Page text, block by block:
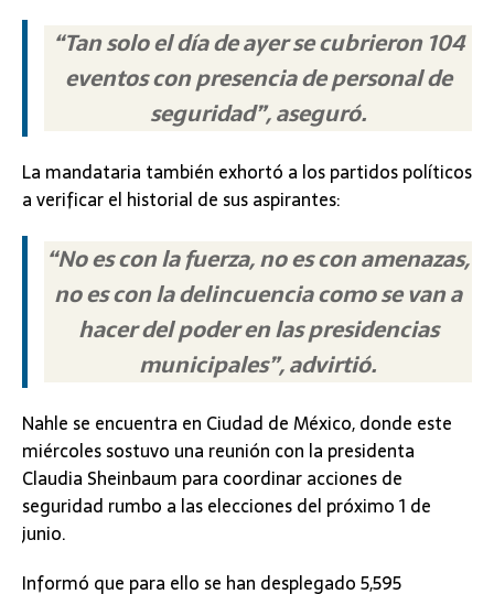
“Tan solo el día de ayer se cubrieron 104
eventos con presencia de personal de
seguridad”, aseguró.
La mandataria también exhortó a los partidos políticos
a verificar el historial de sus aspirantes:
“No es con la fuerza, no es con amenazas,
no es con la delincuencia como se van a
hacer del poder en las presidencias
municipales”, advirtió.
Nahle se encuentra en Ciudad de México, donde este
miércoles sostuvo una reunión con la presidenta
Claudia Sheinbaum para coordinar acciones de
seguridad rumbo a las elecciones del próximo 1 de
junio.
Informó que para ello se han desplegado 5,595